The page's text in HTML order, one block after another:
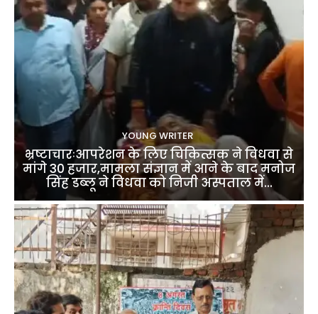
YOUNG WRITER
भ्रष्टाचारःआपरेशन के लिए चिकित्सक ने विधवा से
मांगे 30 हजार,मामला संज्ञान में आने के बाद मनोज
सिंह डब्लू ने विधवा को निजी अस्पताल में...